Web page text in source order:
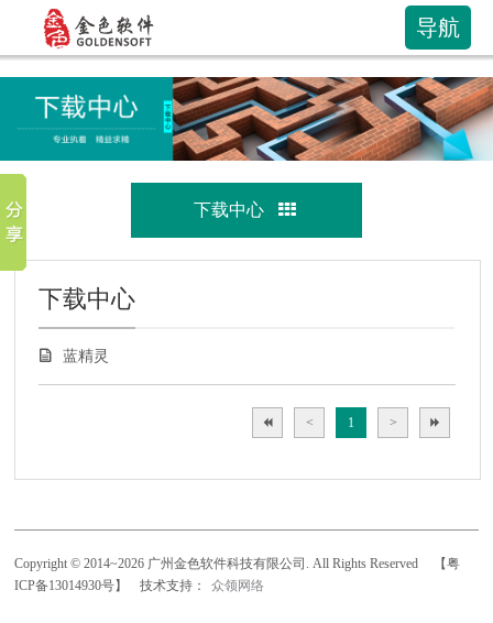
导航
下载中心
下载中心
蓝精灵
< 1 >
Copyright © 2014~2026 广州金色软件科技有限公司. All Rights Reserved
【粤
ICP备13014930号】
技术支持： 众领网络